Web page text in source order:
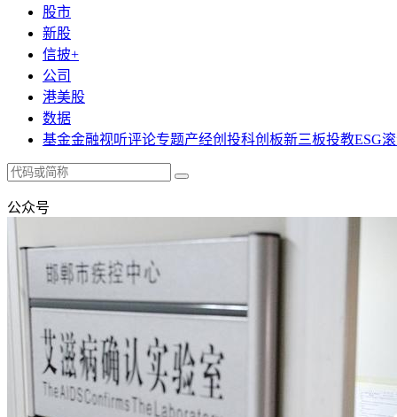
股市
新股
信披+
公司
港美股
数据
基金金融视听评论专题产经创投科创板新三板投教ESG
公众号